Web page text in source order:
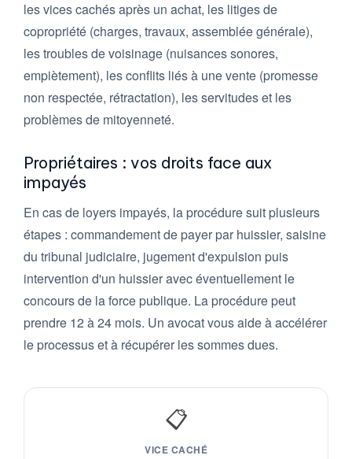
les vices cachés après un achat, les litiges de
copropriété (charges, travaux, assemblée générale),
les troubles de voisinage (nuisances sonores,
empiètement), les conflits liés à une vente (promesse
non respectée, rétractation), les servitudes et les
problèmes de mitoyenneté.
Propriétaires : vos droits face aux
impayés
En cas de loyers impayés, la procédure suit plusieurs
étapes : commandement de payer par huissier, saisine
du tribunal judiciaire, jugement d'expulsion puis
intervention d'un huissier avec éventuellement le
concours de la force publique. La procédure peut
prendre 12 à 24 mois. Un avocat vous aide à accélérer
le processus et à récupérer les sommes dues.
📋
VICE CACHÉ